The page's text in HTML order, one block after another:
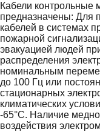
Кабели
предназначены: Для
кабелей в системах
пожарной
эвакуацией людей
распределения
номинальным
до 100 Гц или
стационарных
климатических
-65°С. Наличие
воздействия